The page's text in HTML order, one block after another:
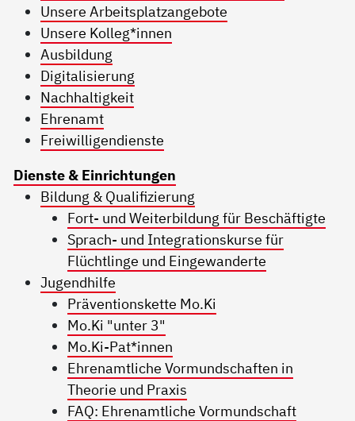
Unsere Arbeitsplatzangebote
Unsere Kolleg*innen
Ausbildung
Digitalisierung
Nachhaltigkeit
Ehrenamt
Freiwilligendienste
Dienste & Einrichtungen
Bildung & Qualifizierung
Fort- und Weiterbildung für Beschäftigte
Sprach- und Integrationskurse für
Flüchtlinge und Eingewanderte
Jugendhilfe
Präventionskette Mo.Ki
Mo.Ki "unter 3"
Mo.Ki-Pat*innen
Ehrenamtliche Vormundschaften in
Theorie und Praxis
FAQ: Ehrenamtliche Vormundschaft